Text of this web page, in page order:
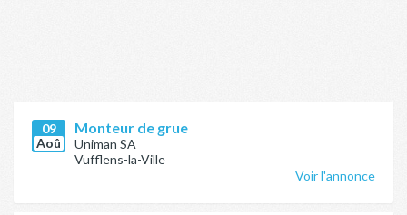
09
Aoû
Monteur de grue
Uniman SA
Vufflens-la-Ville
Voir l'annonce